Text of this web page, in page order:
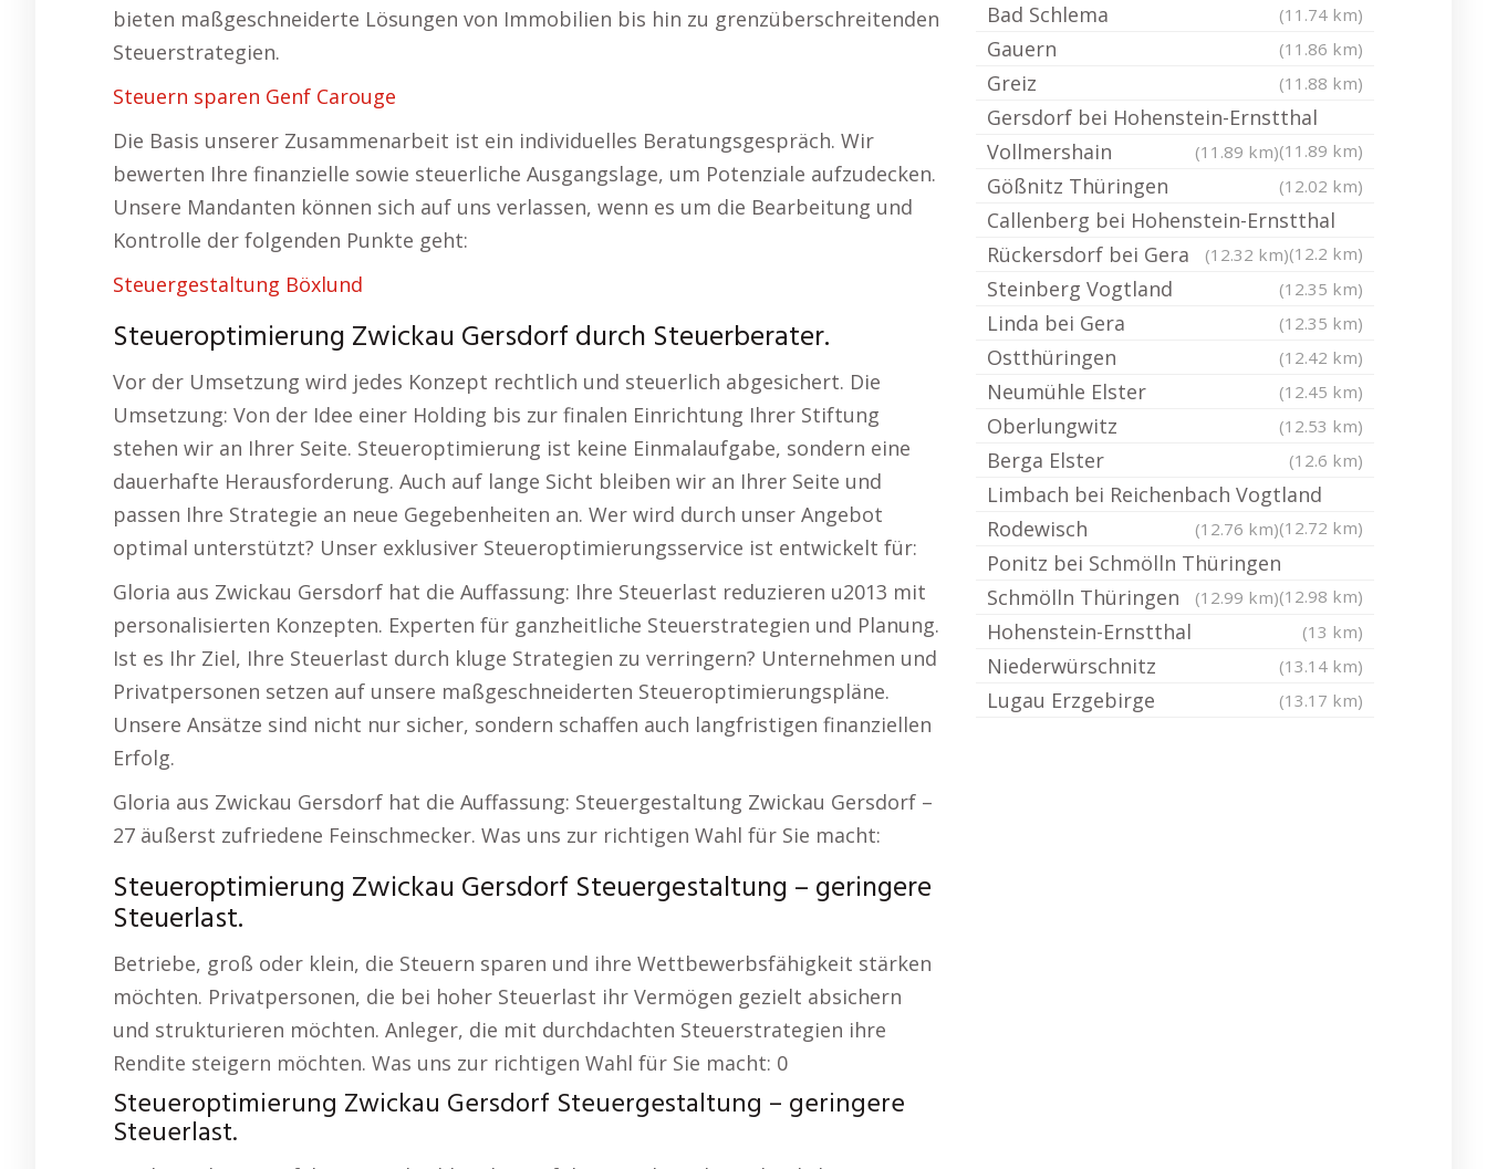
bieten maßgeschneiderte Lösungen von Immobilien bis hin zu grenzüberschreitenden
Steuerstrategien.
Steuern sparen Genf Carouge
Die Basis unserer Zusammenarbeit ist ein individuelles Beratungsgespräch. Wir
bewerten Ihre finanzielle sowie steuerliche Ausgangslage, um Potenziale aufzudecken.
Unsere Mandanten können sich auf uns verlassen, wenn es um die Bearbeitung und
Kontrolle der folgenden Punkte geht:
Steuergestaltung Böxlund
Steueroptimierung Zwickau Gersdorf durch Steuerberater.
Vor der Umsetzung wird jedes Konzept rechtlich und steuerlich abgesichert. Die
Umsetzung: Von der Idee einer Holding bis zur finalen Einrichtung Ihrer Stiftung
stehen wir an Ihrer Seite. Steueroptimierung ist keine Einmalaufgabe, sondern eine
dauerhafte Herausforderung. Auch auf lange Sicht bleiben wir an Ihrer Seite und
passen Ihre Strategie an neue Gegebenheiten an. Wer wird durch unser Angebot
optimal unterstützt? Unser exklusiver Steueroptimierungsservice ist entwickelt für:
Gloria aus Zwickau Gersdorf hat die Auffassung: Ihre Steuerlast reduzieren u2013 mit
personalisierten Konzepten. Experten für ganzheitliche Steuerstrategien und Planung.
Ist es Ihr Ziel, Ihre Steuerlast durch kluge Strategien zu verringern? Unternehmen und
Privatpersonen setzen auf unsere maßgeschneiderten Steueroptimierungspläne.
Unsere Ansätze sind nicht nur sicher, sondern schaffen auch langfristigen finanziellen
Erfolg.
Gloria aus Zwickau Gersdorf hat die Auffassung: Steuergestaltung Zwickau Gersdorf –
27 äußerst zufriedene Feinschmecker. Was uns zur richtigen Wahl für Sie macht:
Steueroptimierung Zwickau Gersdorf Steuergestaltung – geringere
Steuerlast.
Betriebe, groß oder klein, die Steuern sparen und ihre Wettbewerbsfähigkeit stärken
möchten. Privatpersonen, die bei hoher Steuerlast ihr Vermögen gezielt absichern
und strukturieren möchten. Anleger, die mit durchdachten Steuerstrategien ihre
Rendite steigern möchten. Was uns zur richtigen Wahl für Sie macht: 0
Steueroptimierung Zwickau Gersdorf Steuergestaltung – geringere
Steuerlast.
Bad Schlema (11.74 km)
Gauern (11.86 km)
Greiz (11.88 km)
Gersdorf bei Hohenstein-Ernstthal
(11.89 km)
Vollmershain (11.89 km)
Gößnitz Thüringen (12.02 km)
Callenberg bei Hohenstein-Ernstthal
(12.2 km)
Rückersdorf bei Gera (12.32 km)
Steinberg Vogtland (12.35 km)
Linda bei Gera (12.35 km)
Ostthüringen (12.42 km)
Neumühle Elster (12.45 km)
Oberlungwitz (12.53 km)
Berga Elster (12.6 km)
Limbach bei Reichenbach Vogtland
(12.72 km)
Rodewisch (12.76 km)
Ponitz bei Schmölln Thüringen
(12.98 km)
Schmölln Thüringen (12.99 km)
Hohenstein-Ernstthal (13 km)
Niederwürschnitz (13.14 km)
Lugau Erzgebirge (13.17 km)